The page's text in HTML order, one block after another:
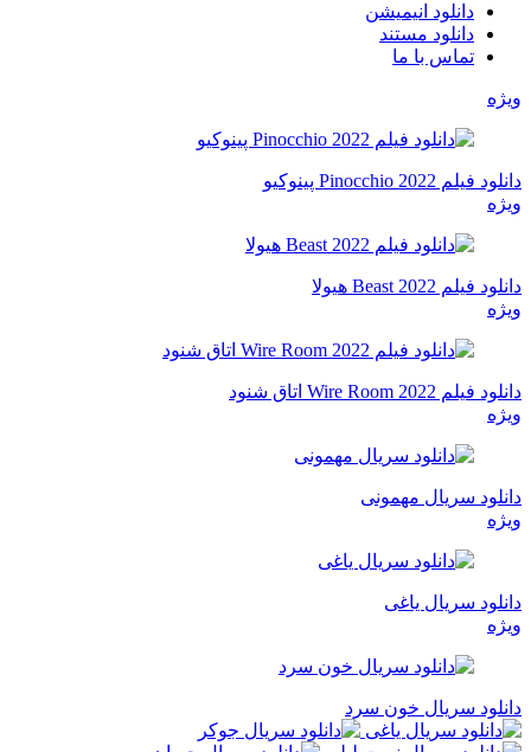
دانلود انیمیشن
دانلود مستند
تماس با ما
ویژه
دانلود فیلم Pinocchio 2022 پینوکیو
ویژه
دانلود فیلم Beast 2022 هیولا
ویژه
دانلود فیلم Wire Room 2022 اتاق شنود
ویژه
دانلود سریال مهمونی
ویژه
دانلود سریال یاغی
ویژه
دانلود سریال خون سرد